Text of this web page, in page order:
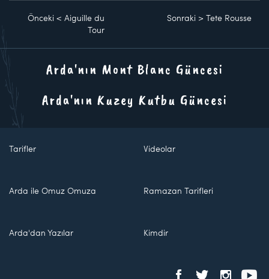
Önceki < Aiguille du
Tour
Sonraki >Tete Rousse
Arda'nın Mont Blanc Güncesi
Arda'nın Kuzey Kutbu Güncesi
Tarifler Videolar
Arda ile Omuz Omuza Ramazan Tarifleri
Arda'dan Yazılar Kimdir